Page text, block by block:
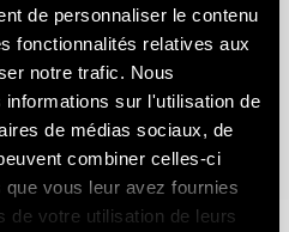
de personnaliser le contenu
fonctionnalités relatives aux
notre trafic. Nous
informations sur l'utilisation de
de médias sociaux, de
combiner celles-ci
vous leur avez fournies
de votre utilisation de leurs